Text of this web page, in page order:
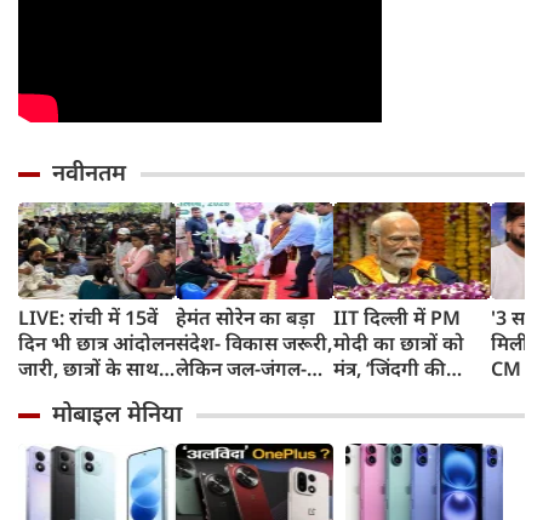
नवीनतम
LIVE: रांची में 15वें
दिन भी छात्र आंदोलन
जारी, छात्रों के साथ
हेमंत सोरेन का बड़ा
संदेश- विकास जरूरी,
लेकिन जल-जंगल-
नहीं
IIT दिल्ली में PM
मोदी का छात्रों को
मंत्र, ‘जिंदगी की
ऑफ सिलेबस’,
चुनौतियों से मत
घबराना
'3
CM
हूं काम
मोबाइल मेनिया